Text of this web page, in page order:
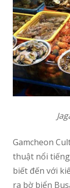
Gamcheon
thuật nổi
biết đến với
ra bờ biển